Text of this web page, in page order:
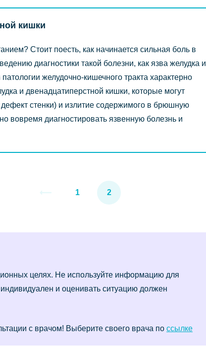
кишки
Стоит поесть, как начинается сильная боль в
диагностики такой болезни, как язва желудка и
желудочно-кишечного тракта характерно
и двенадцатиперстной кишки, которые могут
стенки) и излитие содержимого в брюшную
вовремя диагностировать язвенную болезнь и
1 2
целях. Не используйте информацию для
и оценивать ситуацию должен
с врачом! Выберите своего врача по ссылке